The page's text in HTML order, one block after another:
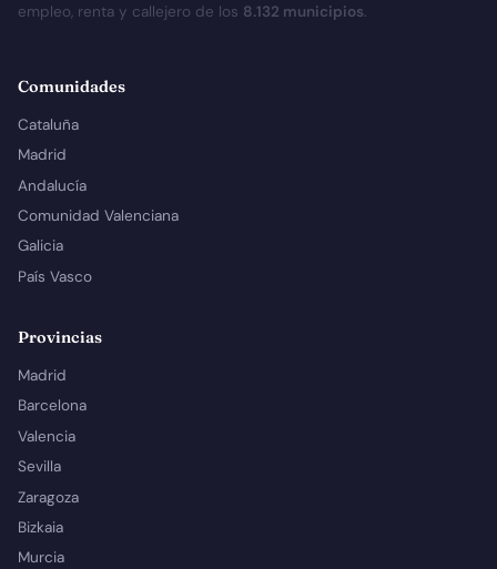
empleo, renta y callejero de los 8.132 municipios.
Comunidades
Cataluña
Madrid
Andalucía
Comunidad Valenciana
Galicia
País Vasco
Provincias
Madrid
Barcelona
Valencia
Sevilla
Zaragoza
Bizkaia
Murcia